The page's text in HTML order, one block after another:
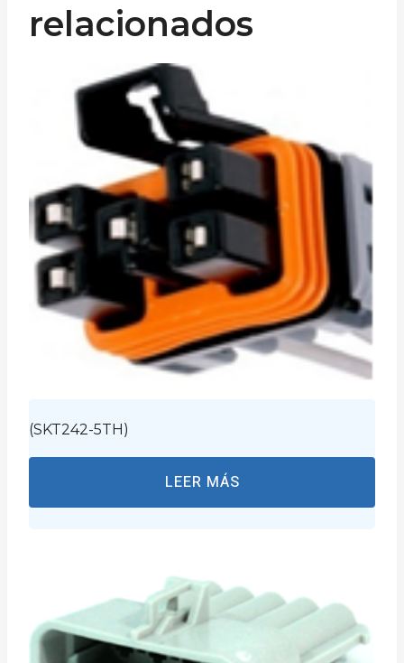
relacionados
(SKT242-5TH)
LEER MÁS